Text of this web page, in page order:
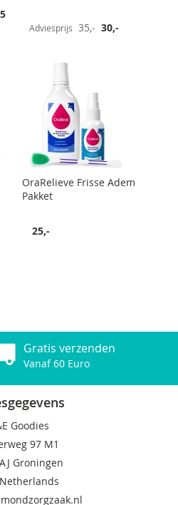
Adviesprijs 35,- Speciale
prijs
30,-
OraRelieve Frisse Adem
Pakket
25,-
Gratis verzenden
Vanaf 60 Euro
Goodies
97 M1
Groningen